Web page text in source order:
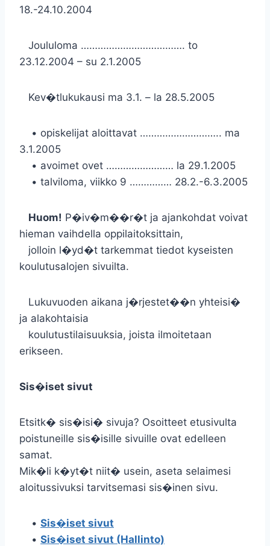
18.-24.10.2004
Joululoma ………………………………. to
23.12.2004 – su 2.1.2005
Kev�tlukukausi ma 3.1. – la 28.5.2005
• opiskelijat aloittavat ……………………….. ma
3.1.2005
• avoimet ovet …………………… la 29.1.2005
• talviloma, viikko 9 …………… 28.2.-6.3.2005
Huom! P�iv�m��r�t ja ajankohdat voivat
hieman vaihdella oppilaitoksittain,
jolloin l�yd�t tarkemmat tiedot kyseisten
koulutusalojen sivuilta.
Lukuvuoden aikana j�rjestet��n yhteisi�
ja alakohtaisia
koulutustilaisuuksia, joista ilmoitetaan
erikseen.
Sis�iset sivut
Etsitk� sis�isi� sivuja? Osoitteet etusivulta
poistuneille sis�isille sivuille ovat edelleen
samat.
Mik�li k�yt�t niit� usein, aseta selaimesi
aloitussivuksi tarvitsemasi sis�inen sivu.
• Sis�iset sivut
• Sis�iset sivut (Hallinto)